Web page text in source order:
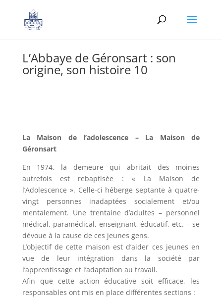
L’Abbaye de Géronsart : son
origine, son histoire 10
La Maison de l’adolescence – La Maison de
Géronsart
En 1974, la demeure qui abritait des moines
autrefois est rebaptisée : « La Maison de
l’Adolescence ». Celle-ci héberge septante à quatre-
vingt personnes inadaptées socialement et/ou
mentalement. Une trentaine d’adultes – personnel
médical, paramédical, enseignant, éducatif, etc. – se
dévoue à la cause de ces jeunes gens.
L’objectif de cette maison est d’aider ces jeunes en
vue de leur intégration dans la société par
l’apprentissage et l’adaptation au travail.
Afin que cette action éducative soit efficace, les
responsables ont mis en place différentes sections :